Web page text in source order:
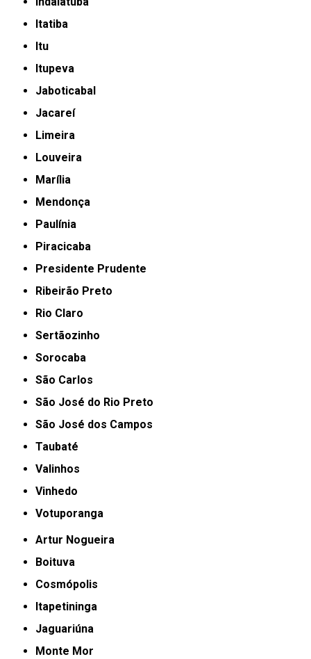
Itatiba
Itu
Itupeva
Jaboticabal
Jacareí
Limeira
Louveira
Marília
Mendonça
Paulínia
Piracicaba
Presidente Prudente
Ribeirão Preto
Rio Claro
Sertãozinho
Sorocaba
São Carlos
São José do Rio Preto
São José dos Campos
Taubaté
Valinhos
Vinhedo
Votuporanga
Artur Nogueira
Boituva
Cosmópolis
Itapetininga
Jaguariúna
Monte Mor